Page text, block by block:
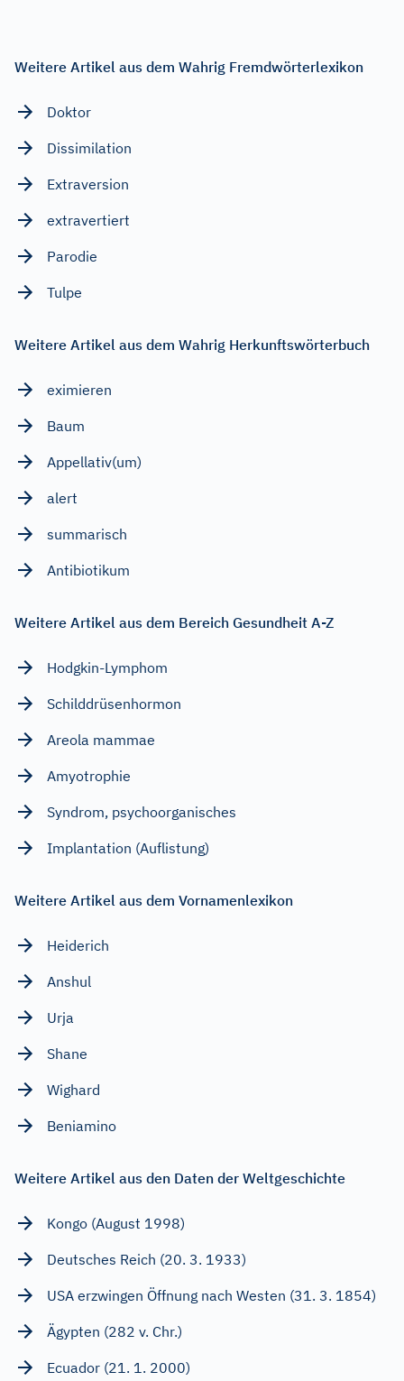
Weitere Artikel aus dem Wahrig Fremdwörterlexikon
Doktor
Dissimilation
Extraversion
extravertiert
Parodie
Tulpe
Weitere Artikel aus dem Wahrig Herkunftswörterbuch
eximieren
Baum
Appellativ(um)
alert
summarisch
Antibiotikum
Weitere Artikel aus dem Bereich Gesundheit A-Z
Hodgkin-Lymphom
Schilddrüsenhormon
Areola mammae
Amyotrophie
Syndrom, psychoorganisches
Implantation (Auflistung)
Weitere Artikel aus dem Vornamenlexikon
Heiderich
Anshul
Urja
Shane
Wighard
Beniamino
Weitere Artikel aus den Daten der Weltgeschichte
Kongo (August 1998)
Deutsches Reich (20. 3. 1933)
USA erzwingen Öffnung nach Westen (31. 3. 1854)
Ägypten (282 v. Chr.)
Ecuador (21. 1. 2000)